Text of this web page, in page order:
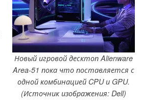
Новый игровой десктоп Alienware
Area-51 пока что поставляется с
одной комбинацией CPU и GPU.
(Источник изображения: Dell)